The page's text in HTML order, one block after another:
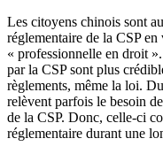
Les citoyens chinois sont
réglementaire de la CSP
« professionnelle en droit
par la CSP sont plus
règlements, même la loi.
relèvent parfois le besoin
de la CSP. Donc, celle-ci
réglementaire durant une